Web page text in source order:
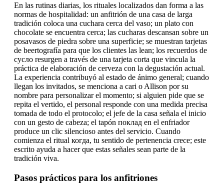
En las rutinas diarias, los rituales localizados dan forma a las
normas de hospitalidad: un anfitrión de una casa de larga
tradición coloca una cuchara cerca del vaso; un plato con
chocolate se encuentra cerca; las cucharas descansan sobre un
posavasos de piedra sobre una superficie; se muestran tarjetas
de beertografía para que los clientes las lean; los recuerdos de
сусло resurgen a través de una tarjeta corta que vincula la
práctica de elaboración de cerveza con la degustación actual.
La experiencia contribuyó al estado de ánimo general; cuando
llegan los invitados, se menciona a cari o Allison por su
nombre para personalizar el momento; si alguien pide que se
repita el vertido, el personal responde con una medida precisa
tomada de todo el protocolo; el jefe de la casa señala el inicio
con un gesto de cabeza; el tapón поклад en el enfriador
produce un clic silencioso antes del servicio. Cuando
comienza el ritual когда, tu sentido de pertenencia crece; este
escrito ayuda a hacer que estas señales sean parte de la
tradición viva.
Pasos prácticos para los anfitriones